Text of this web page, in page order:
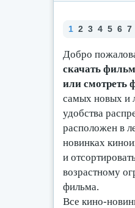
1 2 3 4 5 6 7
Добро
скачать
или смотреть
самых новых и
удобства
расположен в
новинках
и
возрастному
фильма.
Все кино-